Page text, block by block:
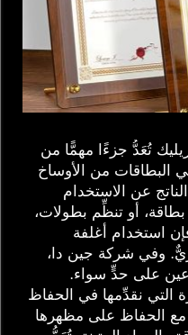
تُعَدُّ جزءًا مهمًّا من
البطاقات من الأوساخ
عن الاستخدام
أو تنظِّم بطولات،
استخدام أغلفة
وفي شركة جين دا،
على حدٍّ سواء.
التي نقدِّمها في الحفاظ
مع الحفاظ على مظهرها